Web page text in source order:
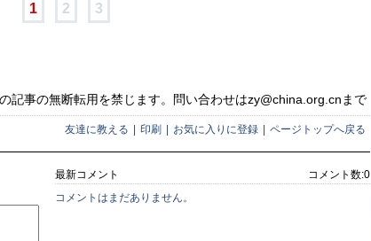
1 2 3
記事の無断転用を禁じます。問い合わせはzy@china.org.cnまで
友達に教える 印刷 お気に入りに登録 ページトップへ戻る
コメント数:0
最新コメント
コメントはまだありません。